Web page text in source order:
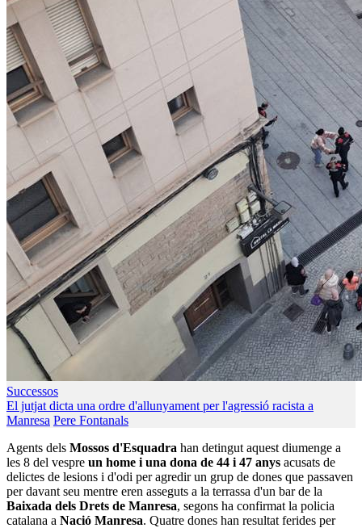
Successos
El jutjat dicta una ordre d'allunyament per l'agressió racista a
Manresa Pere Fontanals
Agents dels Mossos d'Esquadra han detingut aquest diumenge a
les 8 del vespre un home i una dona de 44 i 47 anys acusats de
delictes de lesions i d'odi per agredir un grup de dones que passaven
per davant seu mentre eren asseguts a la terrassa d'un bar de la
Baixada dels Drets de Manresa, segons ha confirmat la policia
catalana a Nació Manresa. Quatre dones han resultat ferides per